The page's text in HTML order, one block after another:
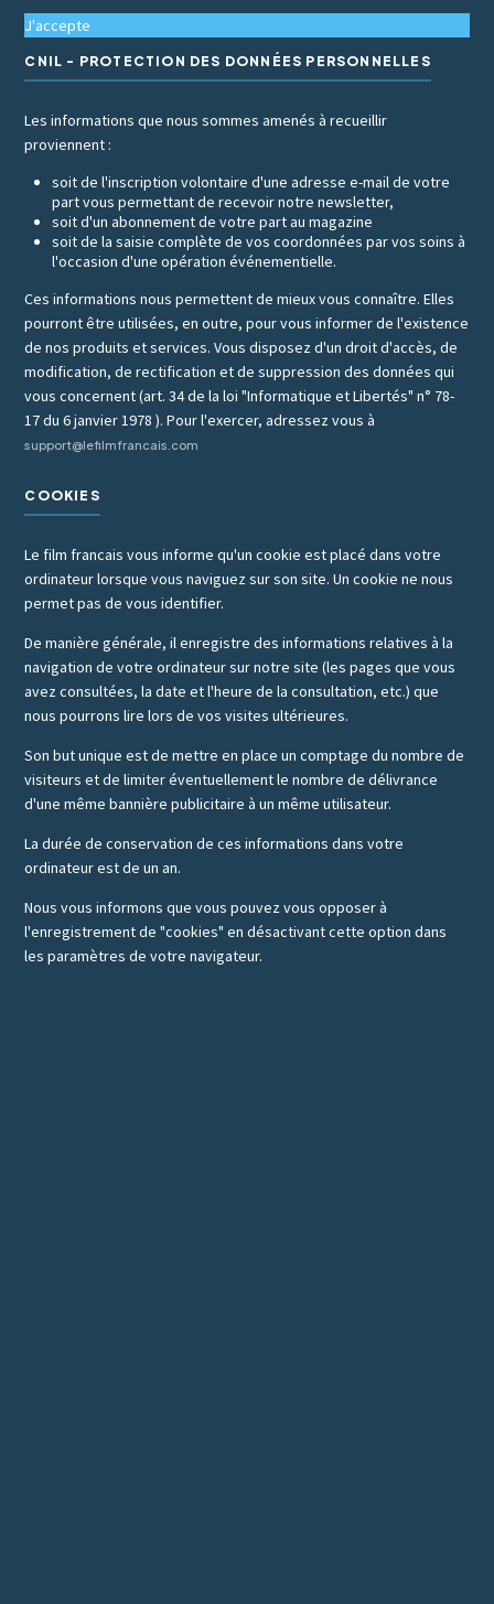
J'accepte
CNIL - PROTECTION DES DONNÉES PERSONNELLES
Les informations que nous sommes amenés à recueillir
proviennent :
soit de l'inscription volontaire d'une adresse e-mail de votre
part vous permettant de recevoir notre newsletter,
soit d'un abonnement de votre part au magazine
soit de la saisie complète de vos coordonnées par vos soins à
l'occasion d'une opération événementielle.
Ces informations nous permettent de mieux vous connaître. Elles
pourront être utilisées, en outre, pour vous informer de l'existence
de nos produits et services. Vous disposez d'un droit d'accès, de
modification, de rectification et de suppression des données qui
vous concernent (art. 34 de la loi "Informatique et Libertés" n° 78-
17 du 6 janvier 1978 ). Pour l'exercer, adressez vous à
support@lefilmfrancais.com
COOKIES
Le film francais vous informe qu'un cookie est placé dans votre
ordinateur lorsque vous naviguez sur son site. Un cookie ne nous
permet pas de vous identifier.
De manière générale, il enregistre des informations relatives à la
navigation de votre ordinateur sur notre site (les pages que vous
avez consultées, la date et l'heure de la consultation, etc.) que
nous pourrons lire lors de vos visites ultérieures.
Son but unique est de mettre en place un comptage du nombre de
visiteurs et de limiter éventuellement le nombre de délivrance
d'une même bannière publicitaire à un même utilisateur.
La durée de conservation de ces informations dans votre
ordinateur est de un an.
Nous vous informons que vous pouvez vous opposer à
l'enregistrement de "cookies" en désactivant cette option dans
les paramètres de votre navigateur.